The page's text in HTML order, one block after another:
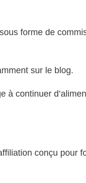
forme de
sur le blog.
à continuer
conçu pour